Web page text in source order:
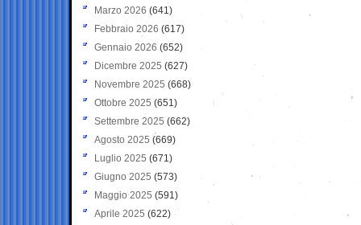
Marzo 2026 (641)
Febbraio 2026 (617)
Gennaio 2026 (652)
Dicembre 2025 (627)
Novembre 2025 (668)
Ottobre 2025 (651)
Settembre 2025 (662)
Agosto 2025 (669)
Luglio 2025 (671)
Giugno 2025 (573)
Maggio 2025 (591)
Aprile 2025 (622)